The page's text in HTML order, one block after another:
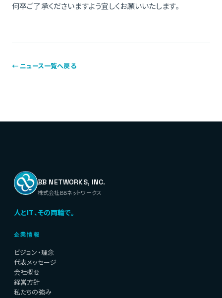
何卒ご了承くださいますよう宜しくお願いいたします。
← ニュース一覧へ戻る
BB NETWORKS, INC.
株式会社BBネットワークス
人とIT、その両輪で。
企業情報
ビジョン・理念
代表メッセージ
会社概要
経営方針
私たちの強み